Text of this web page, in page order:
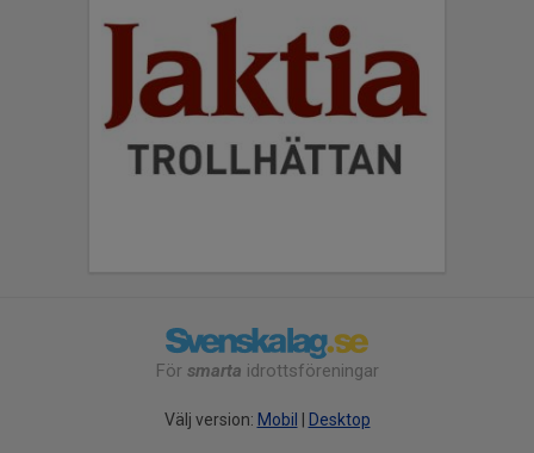
För smarta idrottsföreningar
Välj version: Mobil Desktop